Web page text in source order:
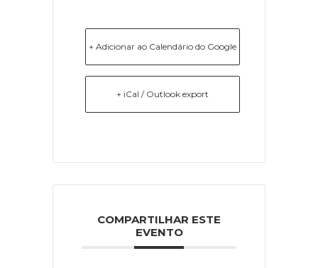
+ Adicionar ao Calendário do Google
+ iCal / Outlook export
COMPARTILHAR ESTE
EVENTO